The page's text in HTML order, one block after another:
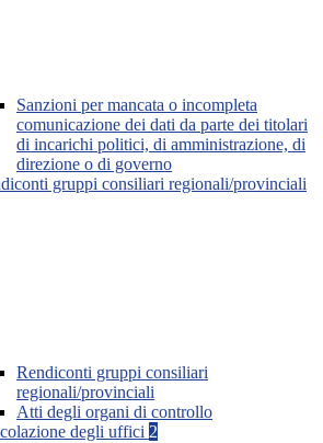
Sanzioni per mancata o incompleta
comunicazione dei dati da parte dei titolari
di incarichi politici, di amministrazione, di
direzione o di governo
gruppi consiliari regionali/provinciali
Rendiconti gruppi consiliari
regionali/provinciali
Atti degli organi di controllo
degli uffici 2